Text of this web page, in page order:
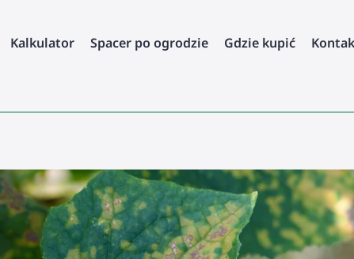
Kalkulator Spacer po ogrodzie Gdzie kupić